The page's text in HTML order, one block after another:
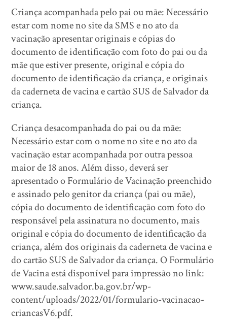
Criança acompanhada pelo pai ou mãe: Necessário
estar com nome no site da SMS e no ato da
vacinação apresentar originais e cópias do
documento de identificação com foto do pai ou da
mãe que estiver presente, original e cópia do
documento de identificação da criança, e originais
da caderneta de vacina e cartão SUS de Salvador da
criança.
Criança desacompanhada do pai ou da mãe:
Necessário estar com o nome no site e no ato da
vacinação estar acompanhada por outra pessoa
maior de 18 anos. Além disso, deverá ser
apresentado o Formulário de Vacinação preenchido
e assinado pelo genitor da criança (pai ou mãe),
cópia do documento de identificação com foto do
responsável pela assinatura no documento, mais
original e cópia do documento de identificação da
criança, além dos originais da caderneta de vacina e
do cartão SUS de Salvador da criança. O Formulário
de Vacina está disponível para impressão no link:
www.saude.salvador.ba.gov.br/wp-
content/uploads/2022/01/formulario-vacinacao-
criancasV6.pdf.